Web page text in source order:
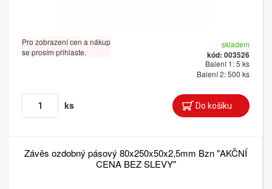
Pro zobrazení cen a nákup
se prosím přihlaste.
skladem
kód: 003526
Balení 1: 5 ks
Balení 2: 500 ks
ks
Závěs ozdobný pásový 80x250x50x2,5mm Bzn "AKČNÍ
CENA BEZ SLEVY"